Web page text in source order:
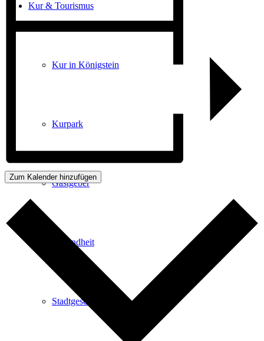
Kur & Tourismus
Kur in Königstein
Kurpark
Gastgeber
Gesundheit
Stadtgeschichte
Zum Kalender hinzufügen